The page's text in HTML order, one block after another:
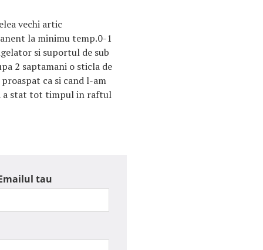
vechi artic
la minimu temp.0-1
si suportul de sub
2 saptamani o sticla de
ca si cand l-am
a stat tot timpul in raftul
tau